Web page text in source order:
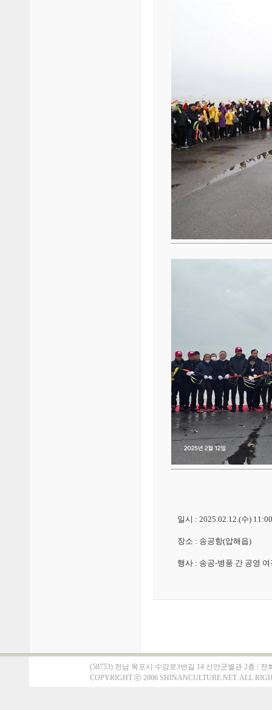
일시 : 2025.02.12.(수) 11:00
장소 : 송공항(압해읍)
행사 : 송공-병풍 간 공영
(58753) 전남 목포시 수강로3번길 14 신안군별관 2층 / 전
COPYRIGHT ⓒ2006 SHINANCULTURE.NET. ALL